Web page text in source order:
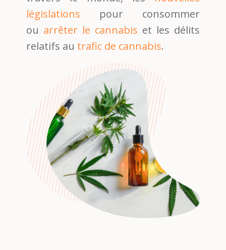
législations pour consommer
ou arrêter le cannabis et les délits
relatifs au trafic de cannabis.